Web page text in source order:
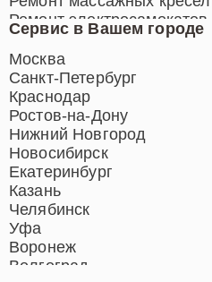
Сервис в Вашем городе
Москва
Санкт-Петербург
Краснодар
Ростов-на-Дону
Нижний Новгород
Новосибирск
Екатеринбург
Казань
Челябинск
Уфа
Воронеж
Волгоград
Ремонт электросамокатов
Ремонт индукционных плит
Ремонт роботов-пылесосов
Ремонт гладильных систем
Ремонт отпаривателей
Ремонт вертикальных
пылесосов